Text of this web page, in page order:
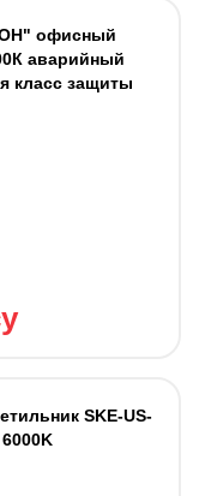
офисный
аварийный
класс защиты
SKE-US-